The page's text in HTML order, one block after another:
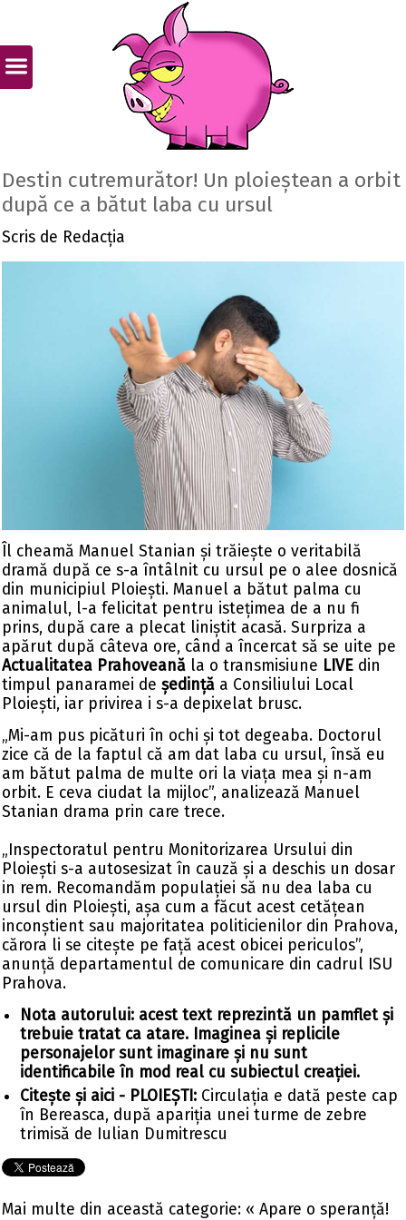
Destin cutremurător! Un ploieștean a orbit
după ce a bătut laba cu ursul
Scris de Redacția
Îl cheamă Manuel Stanian și trăiește o veritabilă
dramă după ce s-a întâlnit cu ursul pe o alee dosnică
din municipiul Ploiești. Manuel a bătut palma cu
animalul, l-a felicitat pentru istețimea de a nu fi
prins, după care a plecat liniștit acasă. Surpriza a
apărut după câteva ore, când a încercat să se uite pe
Actualitatea Prahoveană la o transmisiune LIVE din
timpul panaramei de ședință a Consiliului Local
Ploiești, iar privirea i s-a depixelat brusc.
„Mi-am pus picături în ochi și tot degeaba. Doctorul
zice că de la faptul că am dat laba cu ursul, însă eu
am bătut palma de multe ori la viața mea și n-am
orbit. E ceva ciudat la mijloc”, analizează Manuel
Stanian drama prin care trece.
„Inspectoratul pentru Monitorizarea Ursului din
Ploiești s-a autosesizat în cauză și a deschis un dosar
in rem. Recomandăm populației să nu dea laba cu
ursul din Ploiești, așa cum a făcut acest cetățean
inconștient sau majoritatea politicienilor din Prahova,
cărora li se citește pe față acest obicei periculos”,
anunță departamentul de comunicare din cadrul ISU
Prahova.
Nota autorului: acest text reprezintă un pamflet și
trebuie tratat ca atare. Imaginea și replicile
personajelor sunt imaginare și nu sunt
identificabile în mod real cu subiectul creației.
Citește și aici - PLOIEȘTI: Circulația e dată peste cap
în Bereasca, după apariția unei turme de zebre
trimisă de Iulian Dumitrescu
Mai multe din această categorie: « Apare o speranță!